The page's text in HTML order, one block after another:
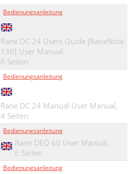
Bedienungsanleitung
Rane DC 24 Users Guide [RaneNote
130] User Manual,
6 Seiten
Bedienungsanleitung
Rane DC 24 Manual User Manual,
4 Seiten
Bedienungsanleitung
Rane DEQ 60 User Manual,
6 Seiten
Bedienungsanleitung